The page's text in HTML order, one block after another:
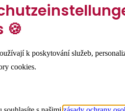
🍪
k poskytování služeb,
cookies.